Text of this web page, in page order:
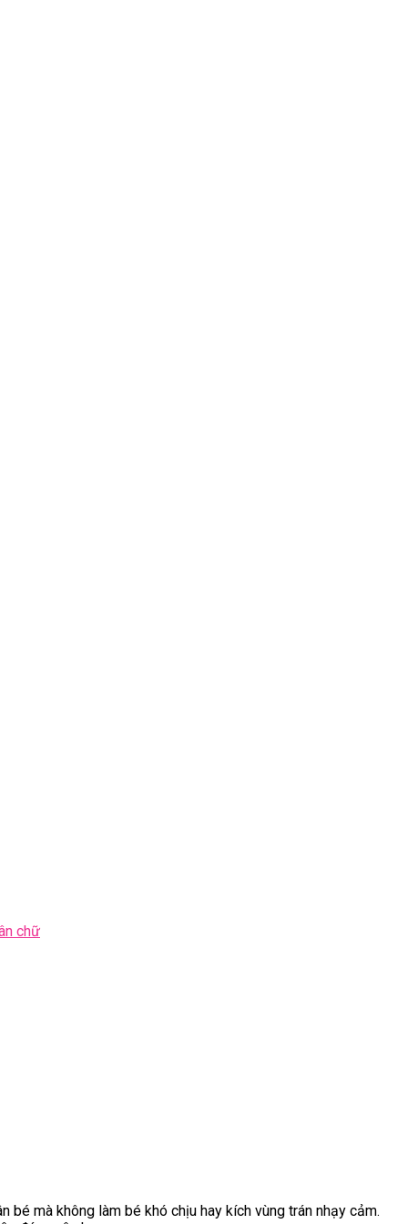
chữ
mà không làm bé khó chịu hay kích vùng trán nhạy cảm.